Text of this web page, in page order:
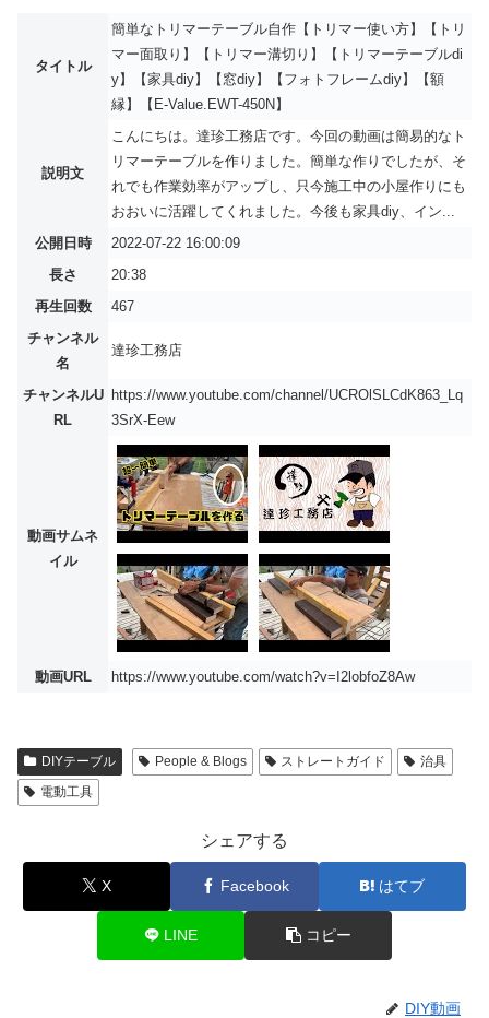
タイトル
簡単なトリマーテーブル自作【トリマー使い方】【トリ
マー面取り】【トリマー溝切り】【トリマーテーブルdi
y】【家具diy】【窓diy】【フォトフレームdiy】【額
縁】【E-Value.EWT-450N】
説明文
こんにちは。達珍工務店です。今回の動画は簡易的なト
リマーテーブルを作りました。簡単な作りでしたが、そ
れでも作業効率がアップし、只今施工中の小屋作りにも
おおいに活躍してくれました。今後も家具diy、イン...
公開日時
2022-07-22 16:00:09
長さ
20:38
再生回数
467
チャンネル
名
達珍工務店
チャンネルU
RL
https://www.youtube.com/channel/UCROlSLCdK863_Lq
3SrX-Eew
動画サムネ
イル
動画URL https://www.youtube.com/watch?v=I2lobfoZ8Aw
DIYテーブル People & Blogs ストレートガイド
治具
電動工具
シェアする
X Facebook はてブ
LINE コピー
DIY動画